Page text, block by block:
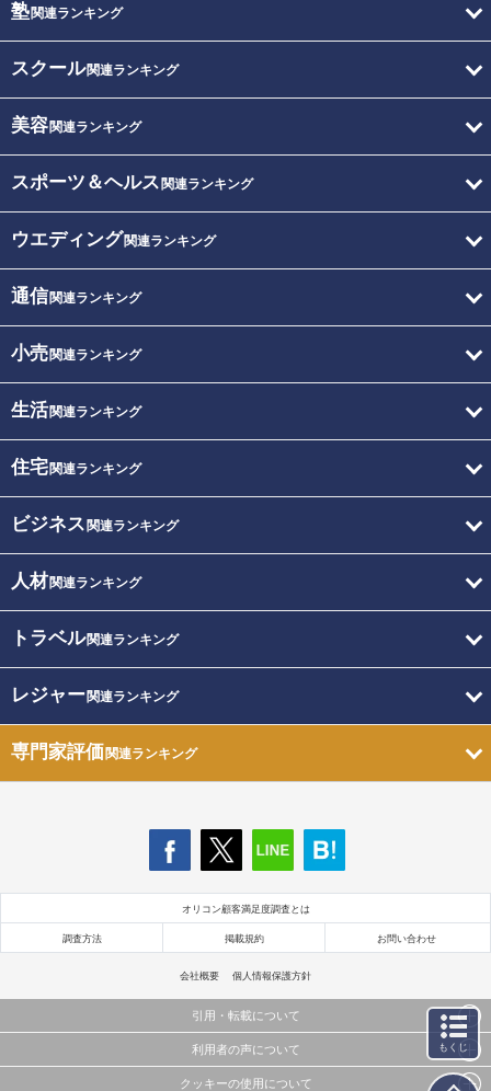
塾関連ランキング
スクール関連ランキング
美容関連ランキング
スポーツ＆ヘルス 関連ランキング
ウエディング関連ランキング
通信関連ランキング
小売関連ランキング
生活関連ランキング
住宅関連ランキング
ビジネス 関連ランキング
人材関連ランキング
トラベル関連ランキング
レジャー関連ランキング
専門家評価関連ランキング
オリコン顧客満足度調査とは
調査方法 掲載規約 お問い合わせ
会社概要 個人情報保護方針
引用・転載について
当サイトで公開されている情報（文字、写真、イラスト、画像データ等）及びこれらの配置・
利用者の声について
当サイトに掲載している内容はすべてサービスの利用者が提出された見解・感想です。
クッキーの使用について
もくじ